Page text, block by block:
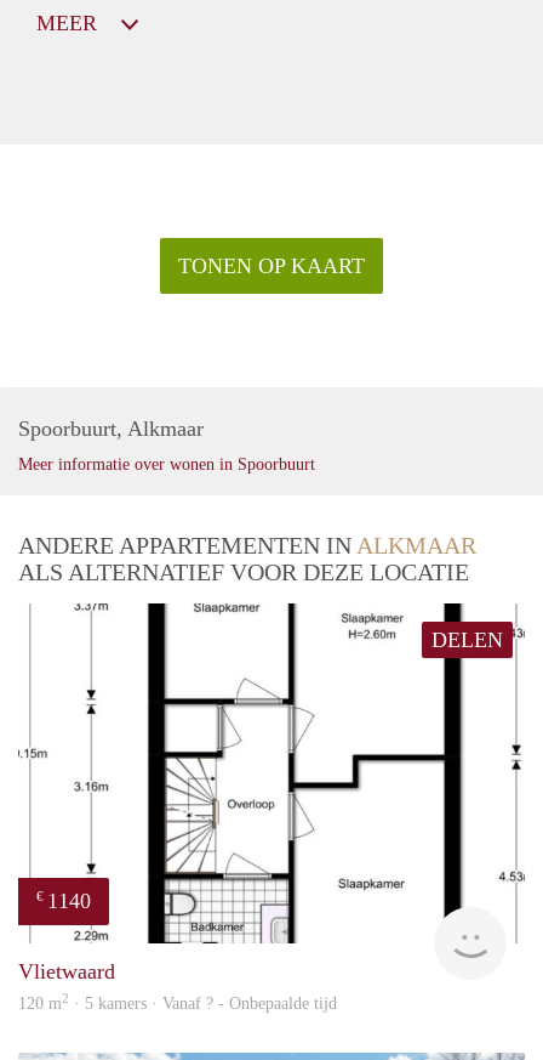
MEER
TONEN OP KAART
Spoorbuurt, Alkmaar
Meer informatie over wonen in Spoorbuurt
ANDERE APPARTEMENTEN IN ALKMAAR
ALS ALTERNATIEF VOOR DEZE LOCATIE
DELEN
€ 1140
Vlietwaard
120 m2 · 5 kamers · Vanaf ? - Onbepaalde tijd